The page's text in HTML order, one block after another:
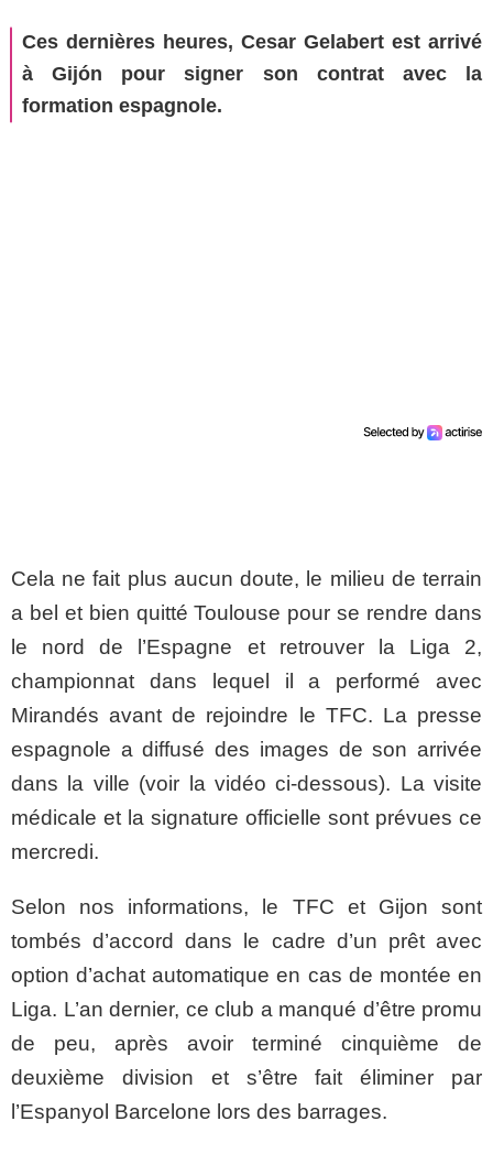
Ces dernières heures, Cesar Gelabert est arrivé
à Gijón pour signer son contrat avec la
formation espagnole.
Cela ne fait plus aucun doute, le milieu de terrain
a bel et bien quitté Toulouse pour se rendre dans
le nord de l’Espagne et retrouver la Liga 2,
championnat dans lequel il a performé avec
Mirandés avant de rejoindre le TFC. La presse
espagnole a diffusé des images de son arrivée
dans la ville (voir la vidéo ci-dessous). La visite
médicale et la signature officielle sont prévues ce
mercredi.
Selon nos informations, le TFC et Gijon sont
tombés d’accord dans le cadre d’un prêt avec
option d’achat automatique en cas de montée en
Liga. L’an dernier, ce club a manqué d’être promu
de peu, après avoir terminé cinquième de
deuxième division et s’être fait éliminer par
l’Espanyol Barcelone lors des barrages.